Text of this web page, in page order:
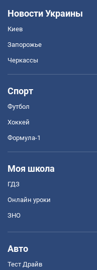
Новости Украины
Киев
Запорожье
Черкассы
Спорт
Футбол
Хоккей
Формула-1
Моя школа
ГДЗ
Онлайн уроки
ЗНО
Авто
Тест Драйв